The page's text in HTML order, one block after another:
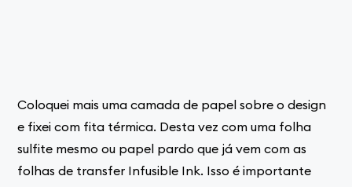
Coloquei mais uma camada de papel sobre o design
e fixei com fita térmica. Desta vez com uma folha
sulfite mesmo ou papel pardo que já vem com as
folhas de transfer Infusible Ink. Isso é importante